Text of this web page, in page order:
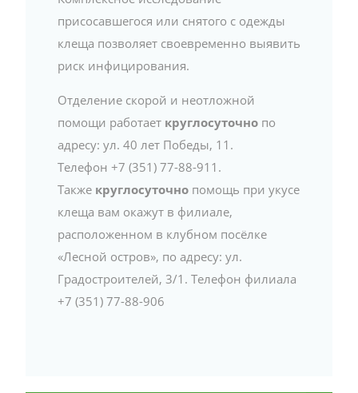
присосавшегося или снятого с одежды
клеща позволяет своевременно выявить
риск инфицирования.
Отделение скорой и неотложной
помощи работает круглосуточно по
адресу: ул. 40 лет Победы, 11.
Телефон +7 (351) 77-88-911.
Также круглосуточно помощь при укусе
клеща вам окажут в филиале,
расположенном в клубном посёлке
«Лесной остров», по адресу: ул.
Градостроителей, 3/1. Телефон филиала
+7 (351) 77-88-906